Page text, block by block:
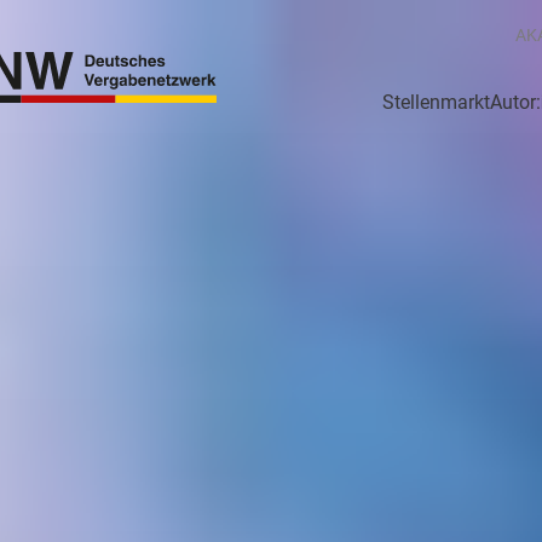
Stellenmarkt